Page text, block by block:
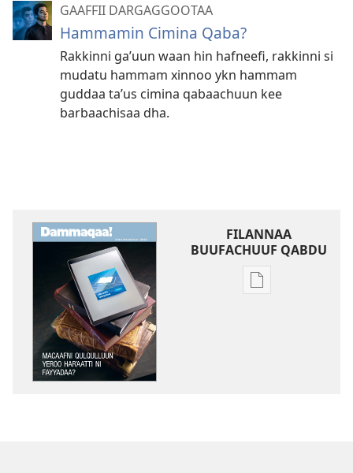
GAAFFII DARGAGGOOTAA
Hammamin Cimina Qaba?
Rakkinni gaʼuun waan hin hafneefi, rakkinni si
mudatu hammam xinnoo ykn hammam
guddaa taʼus cimina qabaachuun kee
barbaachisaa dha.
FILANNAA
BUUFACHUUF QABDU
Filannaawwan